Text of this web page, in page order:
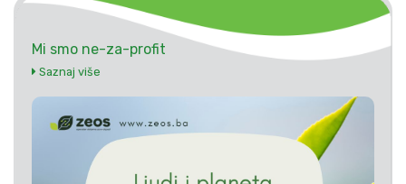
Mi smo ne-za-profit
Saznaj više